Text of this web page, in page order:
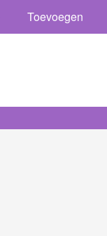
Toevoegen